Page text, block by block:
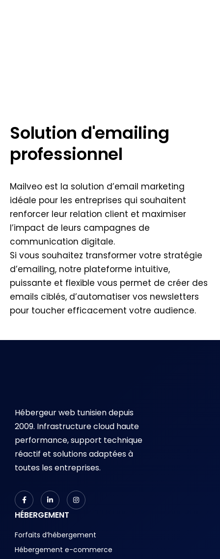
Solution d'emailing
professionnel
Mailveo est la solution d’email marketing
idéale pour les entreprises qui souhaitent
renforcer leur relation client et maximiser
l’impact de leurs campagnes de
communication digitale.
Si vous souhaitez transformer votre stratégie
d’emailing, notre plateforme intuitive,
puissante et flexible vous permet de créer des
emails ciblés, d’automatiser vos newsletters
pour toucher efficacement votre audience.
Hébergeur web tunisien depuis
2009. Infrastructure cloud haute
performance, support technique
réactif et solutions adaptées à
toutes les entreprises.
HÉBERGEMENT
Forfaits d’hébergement
Hébergement e-commerce